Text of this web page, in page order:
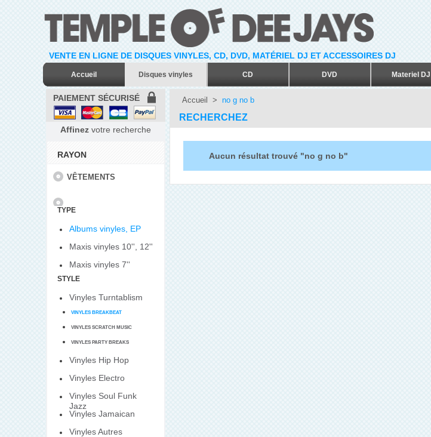
VENTE EN LIGNE DE DISQUES VINYLES, CD, DVD, MATÉRIEL DJ ET ACCESSOIRES DJ
Accueil Disques vinyles CD DVD Materiel DJ
PAIEMENT SÉCURISÉ
Affinez votre recherche
RAYON
VÊTEMENTS
TYPE
Albums vinyles, EP
Maxis vinyles 10'', 12''
Maxis vinyles 7''
STYLE
Vinyles Turntablism
VINYLES BREAKBEAT
VINYLES SCRATCH MUSIC
VINYLES PARTY BREAKS
Vinyles Hip Hop
Vinyles Electro
Vinyles Soul Funk
Jazz
Vinyles Jamaican
Vinyles Autres
Accueil > no g no b
RECHERCHEZ
Aucun résultat trouvé "no g no b"